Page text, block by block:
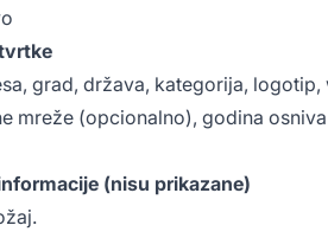
grad, država, kategorija, logotip,
mreže (opcionalno), godina
(nisu prikazane)